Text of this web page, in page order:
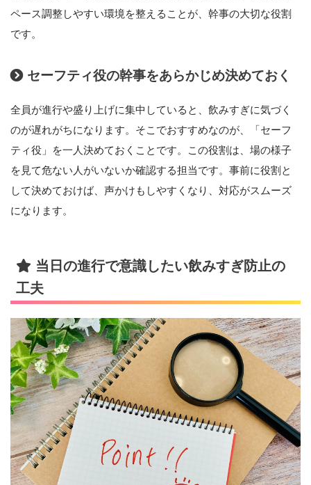
ペース調整しやすい環境を整えることが、幹事の大切な役割
です。
セーフティ役の幹事をあらかじめ決めておく
全員が進行や盛り上げに集中していると、飲みすぎに気づく
のが遅れがちになります。そこでおすすめなのが、「セーフ
ティ役」を一人決めておくことです。この役割は、場の様子
を見て危ない人がいないか確認する担当です。事前に役割と
して決めておけば、声かけもしやすくなり、対応がスムーズ
になります。
当日の進行で意識したい飲みすぎ防止の
工夫